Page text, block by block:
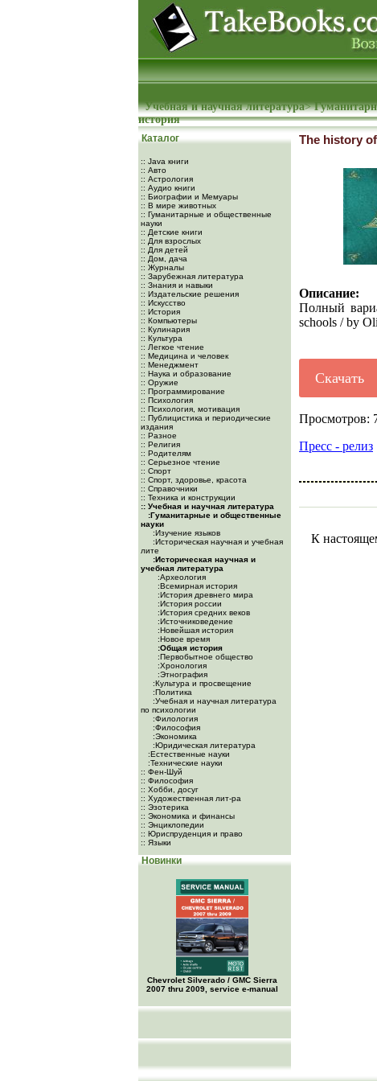
Учебная и научная литература>
история
Каталог
:: Java книги
:: Авто
:: Астрология
:: Аудио книги
:: Биографии и Мемуары
:: В мире животных
:: Гуманитарные и общественные
науки
:: Детские книги
:: Для взрослых
:: Для детей
:: Дом, дача
:: Журналы
:: Зарубежная литература
:: Знания и навыки
:: Издательские решения
:: Искусство
:: История
:: Компьютеры
:: Кулинария
:: Культура
:: Легкое чтение
:: Медицина и человек
:: Менеджмент
:: Наука и образование
:: Оружие
:: Программирование
:: Психология
:: Психология, мотивация
:: Публицистика и периодические
издания
:: Разное
:: Религия
:: Родителям
:: Серьезное чтение
:: Спорт
:: Спорт, здоровье, красота
:: Справочники
:: Техника и конструкции
:: Учебная и научная литература
:Гуманитарные и общественные
науки
:Изучение языков
:Историческая научная и учебная
лите
:Историческая научная и
учебная литература
:Археология
:Всемирная история
:История древнего мира
:История россии
:История средних веков
:Источниковедение
:Новейшая история
:Новое время
:Общая история
:Первобытное общество
:Хронология
:Этнография
:Культура и просвещение
:Политика
:Учебная и научная литература
по психологии
:Филология
:Философия
:Экономика
:Юридическая литература
:Естественные науки
:Технические науки
:: Фен-Шуй
:: Философия
:: Хобби, досуг
:: Художественная лит-ра
:: Эзотерика
:: Экономика и финансы
:: Энциклопедии
:: Юриспруденция и право
:: Языки
Новинки
Chevrolet Silverado / GMC Sierra
2007 thru 2009, service e-manual
The history
Описание:
Полный
schools / by
Скачать
Просмотров:
Пресс - релиз
К